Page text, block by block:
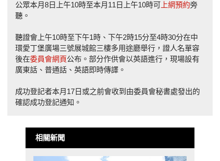
公眾本月8日上午10時至本月11日上午10時可 上網預約旁
聽。
聽證會上午10時至下午1時、下午2時15分至4時30分在中
環愛丁堡廣場三號展城館三樓多用途廳舉行，證人名單容
後在委員會網頁公布。部分作供會以英語進行，現場設有
廣東話、普通話、英語即時傳譯。
成功登記者本月17日或之前會收到由委員會秘書處發出的
確認成功登記通知。
相關新聞